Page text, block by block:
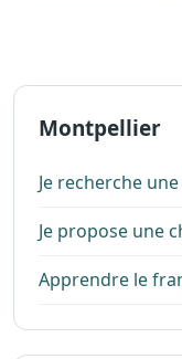
Montpellier
Je recherche
Je propose une
Apprendre le